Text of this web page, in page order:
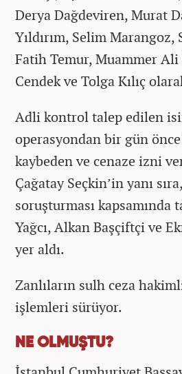
Derya Dağdeviren, Murat
Yıldırım, Selim
Fatih Temur, Muammer
Cendek ve Tolga Kılıç
Adli kontrol talep edilen
operasyondan bir gün önce
kaybeden ve cenaze izni
Çağatay Seçkin’in yanı
soruşturması
Yağcı, Alkan Başçiftçi ve
yer aldı.
Zanlıların sulh ceza
işlemleri sürüyor.
NE OLMUŞTU?